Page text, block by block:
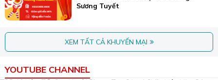
Viền nệm tròn được chần chắc chắn và đẹp mắt.
Sương Tuyết
XEM TẤT CẢ KHUYẾN MẠI
YOUTUBE CHANNEL